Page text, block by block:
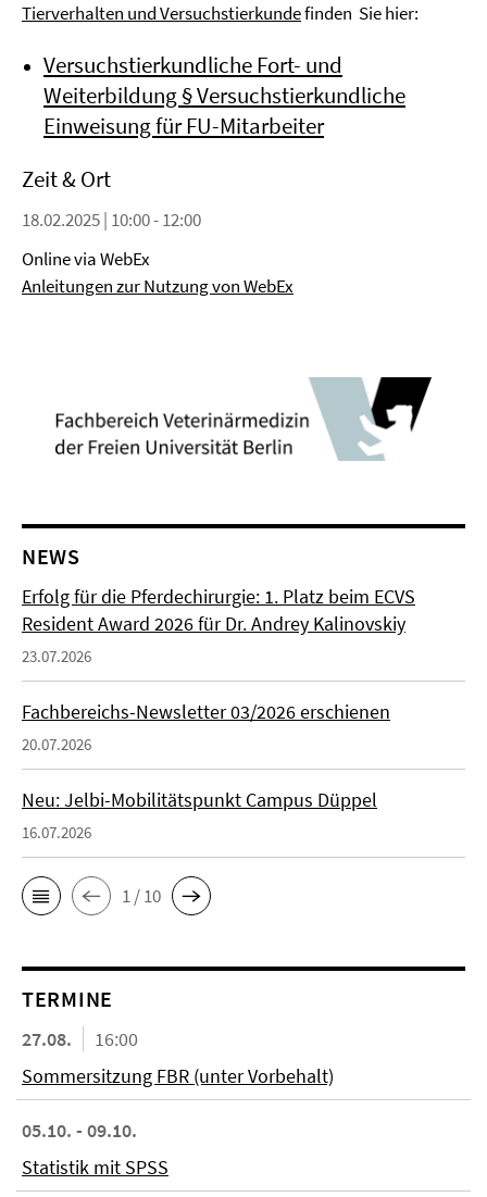
Tierverhalten und Versuchstierkundefinden Sie hier:
Versuchstierkundliche Fort- und
Weiterbildung § Versuchstierkundliche
Einweisung für FU-Mitarbeiter
Zeit & Ort
18.02.2025 | 10:00 - 12:00
Online via WebEx
Anleitungen zur Nutzung von WebEx
NEWS
Erfolg für die Pferdechirurgie: 1. Platz beim ECVS
Resident Award 2026 für Dr. Andrey Kalinovskiy
23.07.2026
Fachbereichs-Newsletter 03/2026 erschienen
20.07.2026
Neu: Jelbi-Mobilitätspunkt Campus Düppel
16.07.2026
1 / 10
TERMINE
27.08.
16:00
Sommersitzung FBR (unter Vorbehalt)
05.10. - 09.10.
Statistik mit SPSS